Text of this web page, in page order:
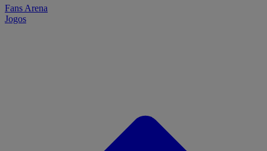
Fans Arena
Jogos